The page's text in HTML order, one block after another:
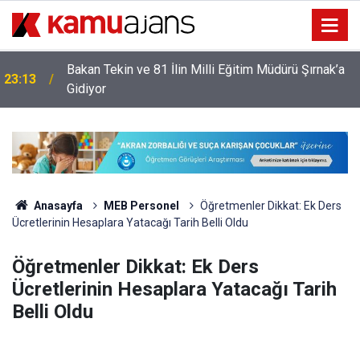
23:13
Bakan Tekin ve 81 İlin Milli Eğitim Müdürü Şırnak’a
Gidiyor
Anasayfa MEB Personel
Öğretmenler Dikkat: Ek Ders
Ücretlerinin Hesaplara Yatacağı Tarih Belli Oldu
Öğretmenler Dikkat: Ek Ders
Ücretlerinin Hesaplara Yatacağı Tarih
Belli Oldu